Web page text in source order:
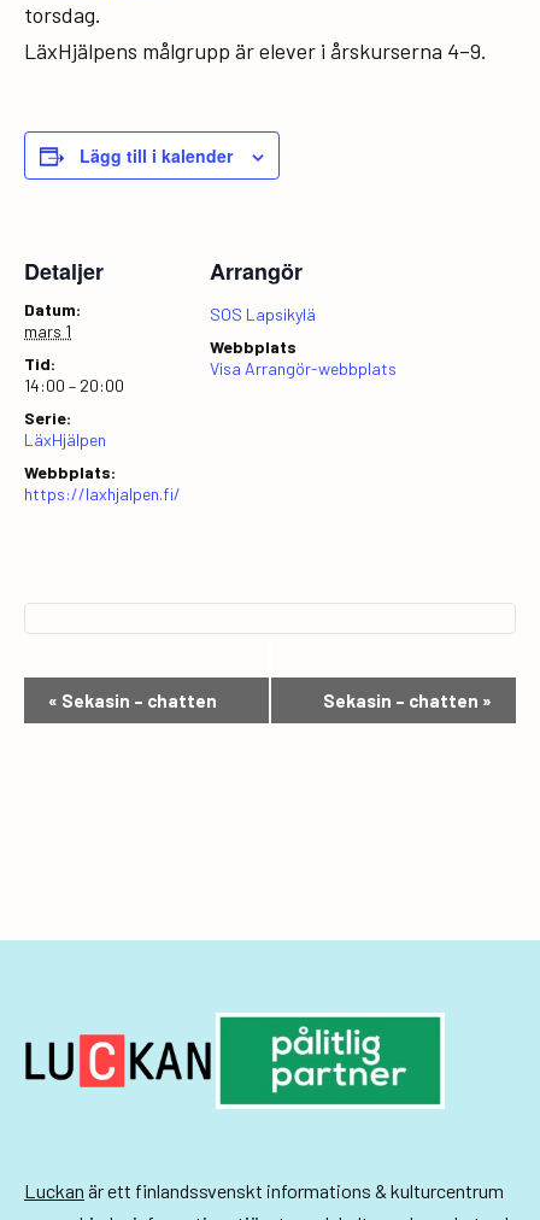
torsdag.
LäxHjälpens målgrupp är elever i årskurserna 4–9.
Lägg till i kalender
Detaljer
Datum:
mars 1
Tid:
14:00 – 20:00
Serie:
LäxHjälpen
Webbplats:
https://laxhjalpen.fi/
Arrangör
SOS Lapsikylä
Webbplats
Visa Arrangör-webbplats
g
-
a
« Sekasin – chatten Sekasin – chatten »
Luckan är ett finlandssvenskt informations & kulturcentrum